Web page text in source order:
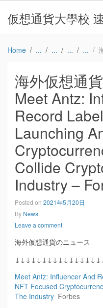
仮想通貨大學校
Home 海外仮
海外仮想通
Meet Antz:
Record
Launching
Collide
Industry –
Posted on 2021年5月20日
By News
Leave a comment
海外仮想通貨のニュース
Meet Antz: Influencer And
NFT Focused
The Industry Forbes